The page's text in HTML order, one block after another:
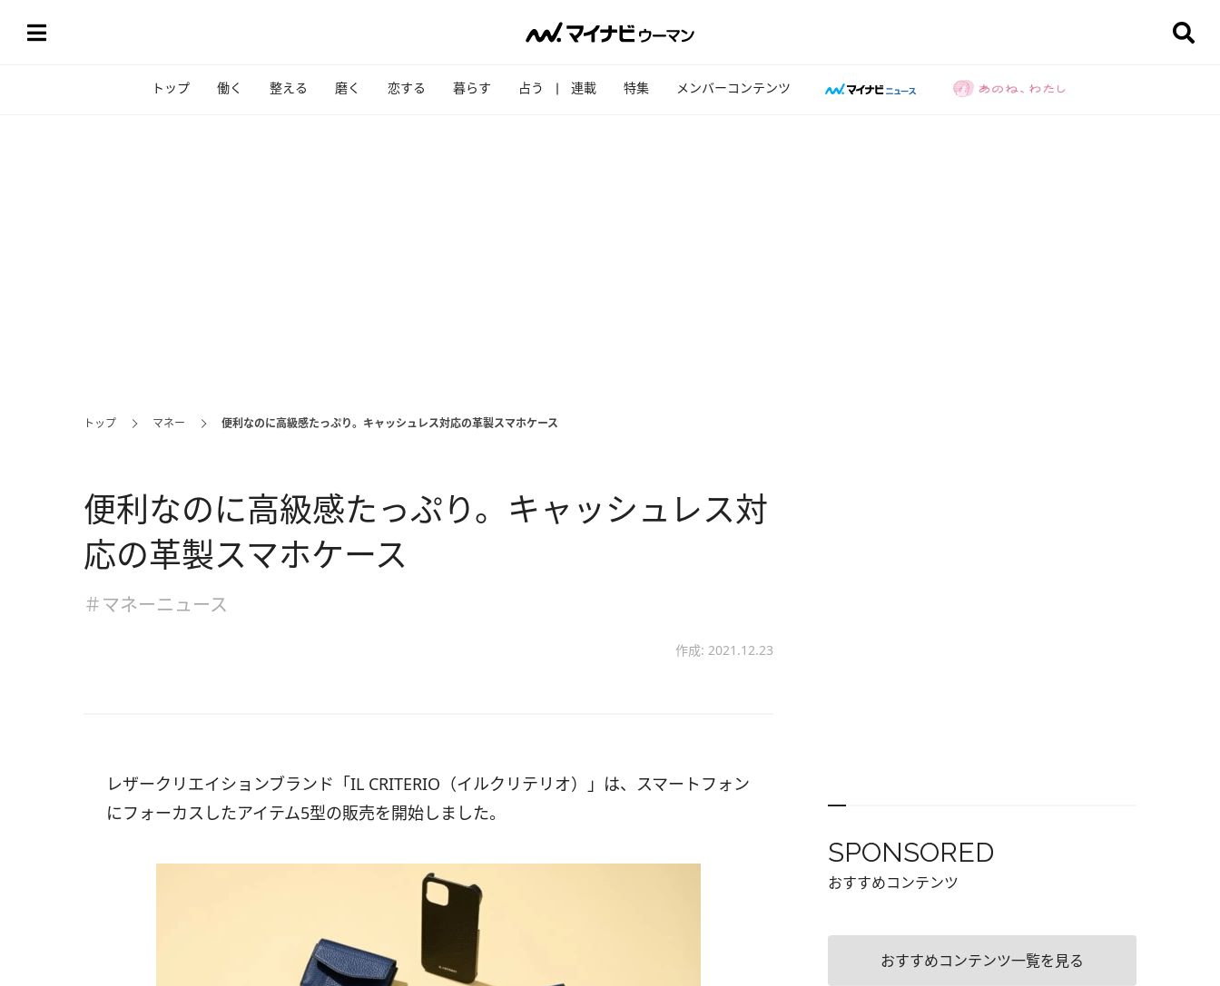
トップ 働く 整える 磨く 恋する 暮らす 占う 連載 特集 メンバーコンテンツ
トップ マネー 便利なのに高級感たっぷり。キャッシュレス対応の革製スマホケース
便利なのに高級感たっぷり。キャッシュレス対
応の革製スマホケース
＃マネーニュース
作成: 2021.12.23
レザークリエイションブランド「IL CRITERIO（イルクリテリオ）」は、スマートフォン
にフォーカスしたアイテム5型の販売を開始しました。
SPONSORED
おすすめコンテンツ
おすすめコンテンツ一覧を見る